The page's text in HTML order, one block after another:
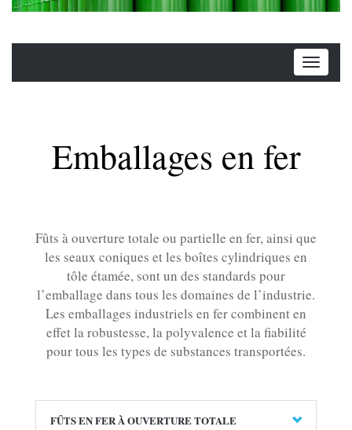
Emballages en fer
Fûts à ouverture totale ou partielle en fer, ainsi que
les seaux coniques et les boîtes cylindriques en
tôle étamée, sont un des standards pour
l’emballage dans tous les domaines de l’industrie.
Les emballages industriels en fer combinent en
effet la robustesse, la polyvalence et la fiabilité
pour tous les types de substances transportées.
FÛTS EN FER À OUVERTURE TOTALE